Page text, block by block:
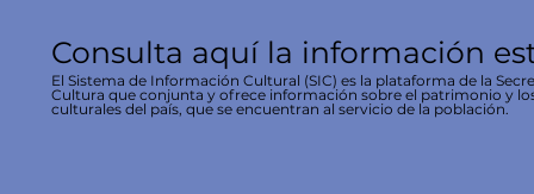
Consulta aquí la información
El Sistema de Información Cultural (SIC) es la plataforma de la
Cultura que conjunta y ofrece información sobre el patrimonio y
culturales del país, que se encuentran al servicio de la población.